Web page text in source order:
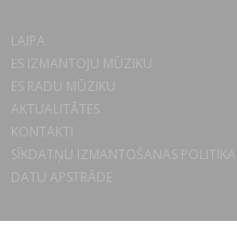
LAIPA
ES IZMANTOJU MŪZIKU
ES RADU MŪZIKU
AKTUALITĀTES
KONTAKTI
SĪKDATŅU IZMANTOŠANAS POLITIKA
DATU APSTRĀDE